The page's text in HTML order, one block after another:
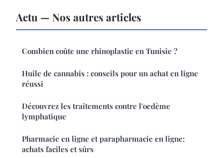
Actu — Nos autres articles
Combien coûte une rhinoplastie en Tunisie ?
Huile de cannabis : conseils pour un achat en ligne
réussi
Découvrez les traitements contre l'oedème
lymphatique
Pharmacie en ligne et parapharmacie en ligne:
achats faciles et sûrs